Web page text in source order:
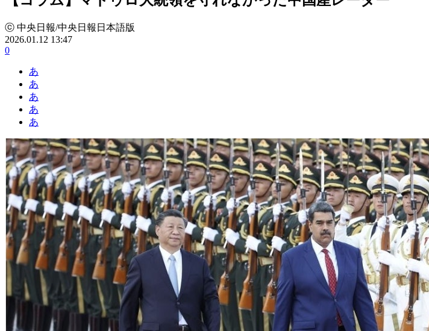
ⓒ 中央日報/中央日報日本語版
2026.01.12 13:47
0
あ
あ
あ
あ
あ